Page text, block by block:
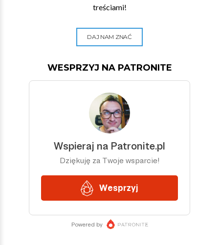
treściami!
DAJ NAM ZNAĆ
WESPRZYJ NA PATRONITE